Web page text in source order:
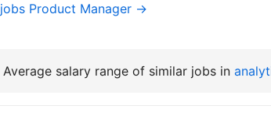
jobs Product Manager →
Average salary range of similar jobs in